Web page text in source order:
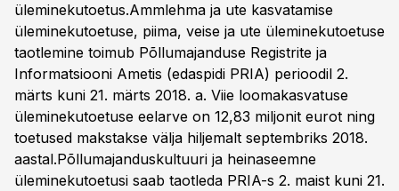
üleminekutoetus.Ammlehma ja ute kasvatamise
üleminekutoetuse, piima, veise ja ute üleminekutoetuse
taotlemine toimub Põllumajanduse Registrite ja
Informatsiooni Ametis (edaspidi PRIA) perioodil 2.
märts kuni 21. märts 2018. a. Viie loomakasvatuse
üleminekutoetuse eelarve on 12,83 miljonit eurot ning
toetused makstakse välja hiljemalt septembriks 2018.
aastal.Põllumajanduskultuuri ja heinaseemne
üleminekutoetusi saab taotleda PRIA-s 2. maist kuni 21.